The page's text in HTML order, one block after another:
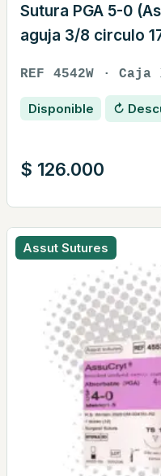
Sutura PGA 5-0
aguja 3/8 circulo
REF 4542W ·
Disponible ↻
$ 126.000
Assut Sutures